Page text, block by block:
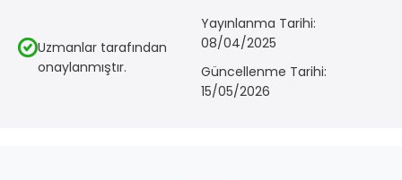
Uzmanlar tarafından
onaylanmıştır.
Yayınlanma Tarihi:
08/04/2025
Güncellenme Tarihi:
15/05/2026